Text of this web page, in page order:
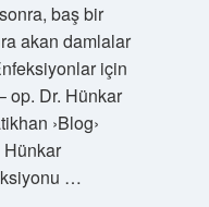
baş bir
akan damlalar
için
op. Dr. Hünkar
›Blog›
…